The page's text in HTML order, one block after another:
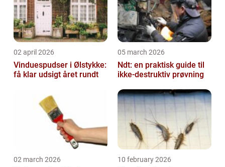
02 april 2026
Vinduespudser i Ølstykke:
få klar udsigt året rundt
05 march 2026
Ndt: en praktisk guide til
ikke-destruktiv prøvning
02 march 2026 10 february 2026